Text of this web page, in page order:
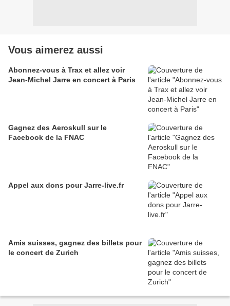
Vous aimerez aussi
Abonnez-vous à Trax et allez voir
Jean-Michel Jarre en concert à Paris
Gagnez des Aeroskull sur le
Facebook de la FNAC
Appel aux dons pour Jarre-live.fr
Amis suisses, gagnez des billets pour
le concert de Zurich